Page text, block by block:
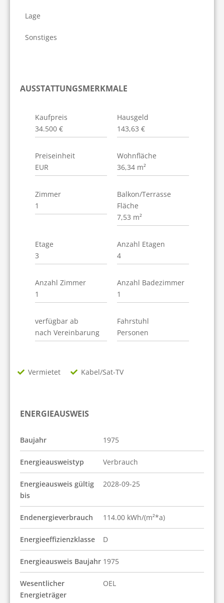
Lage
Sonstiges
AUSSTATTUNGSMERKMALE
Kaufpreis
34.500 €
Hausgeld
143,63 €
Preiseinheit
EUR
Wohnfläche
36,34 m²
Zimmer
1
Balkon/Terrasse
Fläche
7,53 m²
Etage
3
Anzahl Etagen
4
Anzahl Zimmer
1
Anzahl Badezimmer
1
verfügbar ab
nach Vereinbarung
Fahrstuhl
Personen
Vermietet Kabel/Sat-TV
ENERGIEAUSWEIS
Baujahr 1975
Energieausweistyp Verbrauch
Energieausweis gültig
bis
2028-09-25
Endenergieverbrauch 114.00 kWh/(m²*a)
Energieeffizienzklasse D
Energieausweis Baujahr 1975
Wesentlicher
Energieträger
OEL